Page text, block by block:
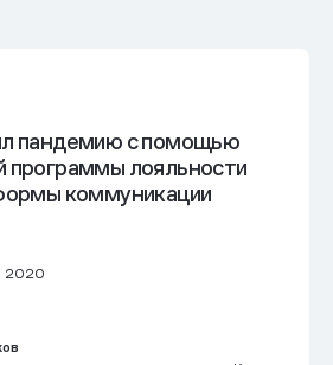
пандемию с помощью
программы лояльности
коммуникации
2020